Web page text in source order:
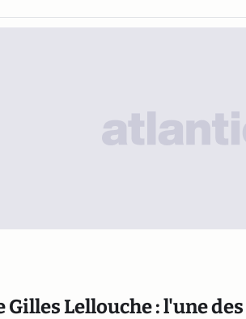
Gilles Lellouche : l'une